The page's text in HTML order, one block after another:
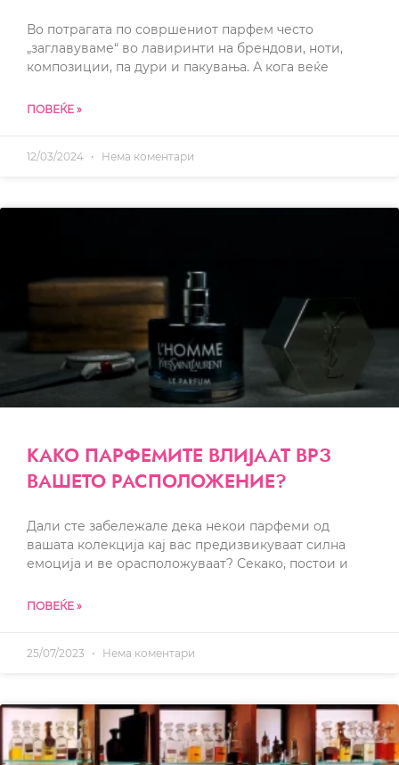
Во потрагата по совршениот парфем често
„заглавуваме“ во лавиринти на брендови, ноти,
композиции, па дури и пакувања. А кога веќе
ПОВЕЌЕ »
12/03/2024 Нема коментари
КАКО ПАРФЕМИТЕ ВЛИЈААТ ВРЗ
ВАШЕТО РАСПОЛОЖЕНИЕ?
Дали сте забележале дека некои парфеми од
вашата колекција кај вас предизвикуваат силна
емоција и ве орасположуваат? Секако, постои и
ПОВЕЌЕ »
25/07/2023 Нема коментари